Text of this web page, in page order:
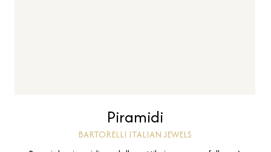
Piramidi
BARTORELLI ITALIAN JEWELS